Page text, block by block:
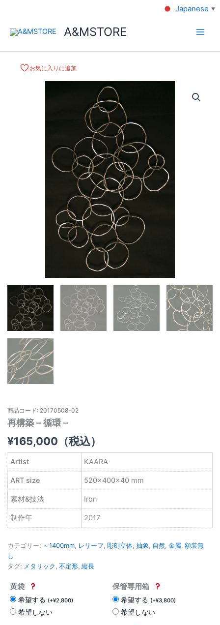
A&MSTORE
お気に入りに追加
商品コード: 20170508-02
再構築 – 循環 –
¥165,000 （税込）
Artist KAARA
ART size 520×400×40 mm
素材&技法 Iron
制作年 2017
カテゴリー: ～1400mm, レリーフ, 彫刻立体, 抽象 , 自然, 金属, 額装無
し
タグ: メタリック , 不定形, 縦長
黄袋
希望する (+¥2,800)
希望しない
保管専用箱
希望する (+¥3,800)
希望しない
Japanese ▼